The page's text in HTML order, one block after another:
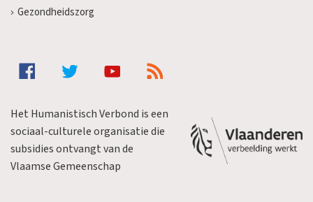
Gezondheidszorg
Het Humanistisch Verbond is een
sociaal-culturele organisatie die
subsidies ontvangt van de
Vlaamse Gemeenschap